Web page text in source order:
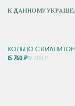
К ДАННОМУ
КОЛЬЦО С КИАНИТОМ
15 760 ₽19 700 ₽